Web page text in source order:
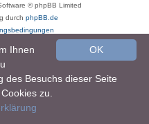
© phpBB Limited
durch phpBB.de
OK
Ihnen
des Besuchs dieser Seite
zu.